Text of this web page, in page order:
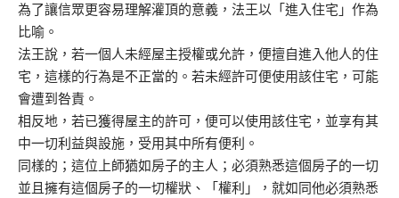
為了讓信眾更容易理解灌頂的意義，法王以「進入住宅」作為
比喻。
法王說，若一個人未經屋主授權或允許，便擅自進入他人的住
宅，這樣的行為是不正當的。若未經許可便使用該住宅，可能
會遭到咎責。
相反地，若已獲得屋主的許可，便可以使用該住宅，並享有其
中一切利益與設施，受用其中所有便利。
同樣的；這位上師猶如房子的主人；必須熟悉這個房子的一切
並且擁有這個房子的一切權狀、「權利」，就如同他必須熟悉